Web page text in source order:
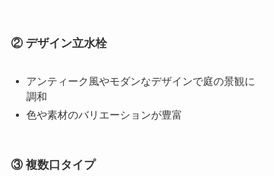
② デザイン立水栓
アンティーク風やモダンなデザインで庭の景観に
調和
色や素材のバリエーションが豊富
③ 複数口タイプ